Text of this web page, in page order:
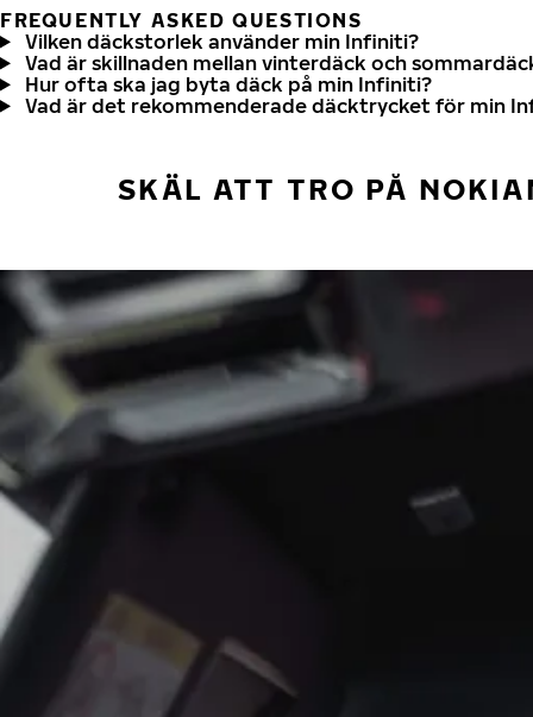
FREQUENTLY ASKED QUESTIONS
Vilken däckstorlek använder min Infiniti?
Vad är skillnaden mellan vinterdäck och
Hur ofta ska jag byta däck på min Infiniti?
Vad är det rekommenderade däcktrycket för min
SKÄL ATT TRO PÅ